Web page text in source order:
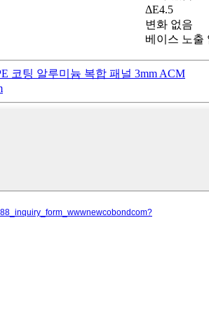
ΔE4.5
변화 없음
베이스 노출
코팅 알루미늄 복합 패널 3mm ACM